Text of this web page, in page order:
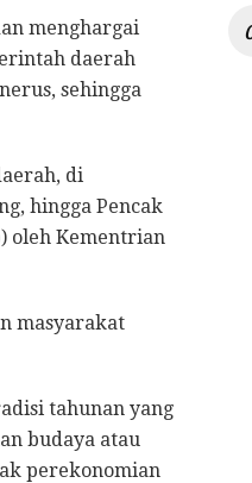
menghargai
daerah
sehingga
di
hingga Pencak
oleh Kementrian
masyarakat
tahunan yang
budaya atau
perekonomian